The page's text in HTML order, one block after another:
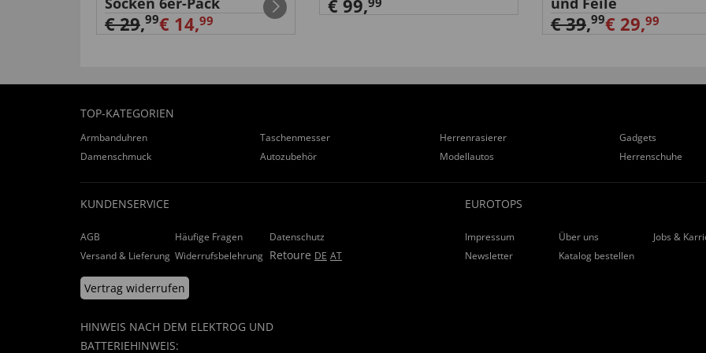
€ 29,99€ 14,99
€ 99,
€ 39,99€ 29,99
TOP-KATEGORIEN
Armbanduhren Taschenmesser Herrenrasierer Gadgets
Damenschmuck
Autozubehör Modellautos Herrenschuhe
KUNDENSERVICE
AGB Häufige Fragen
Datenschutz
Versand & Lieferung Widerrufsbelehrung Retoure DE AT
Vertrag widerrufen
HINWEIS NACH DEM ELEKTROG UND
BATTERIEHINWEIS:
EUROTOPS
Impressum Über uns
Jobs &
Newsletter
Katalog bestellen